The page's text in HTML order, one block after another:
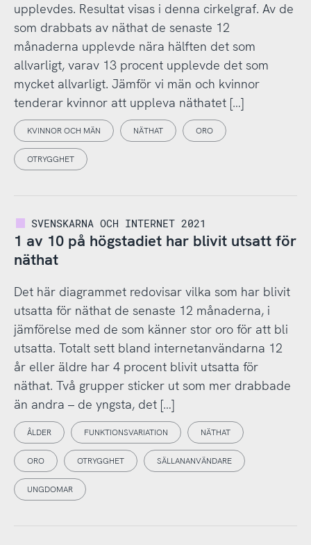
upplevdes. Resultat visas i denna cirkelgraf. Av de
som drabbats av näthat de senaste 12
månaderna upplevde nära hälften det som
allvarligt, varav 13 procent upplevde det som
mycket allvarligt. Jämför vi män och kvinnor
tenderar kvinnor att uppleva näthatet […]
KVINNOR OCH MÄN NÄTHAT ORO
OTRYGGHET
SVENSKARNA OCH INTERNET 2021
1 av 10 på högstadiet har blivit utsatt för
näthat
Det här diagrammet redovisar vilka som har blivit
utsatta för näthat de senaste 12 månaderna, i
jämförelse med de som känner stor oro för att bli
utsatta. Totalt sett bland internetanvändarna 12
år eller äldre har 4 procent blivit utsatta för
näthat. Två grupper sticker ut som mer drabbade
än andra – de yngsta, det […]
ÅLDER FUNKTIONSVARIATION NÄTHAT
ORO OTRYGGHET SÄLLANANVÄNDARE
UNGDOMAR